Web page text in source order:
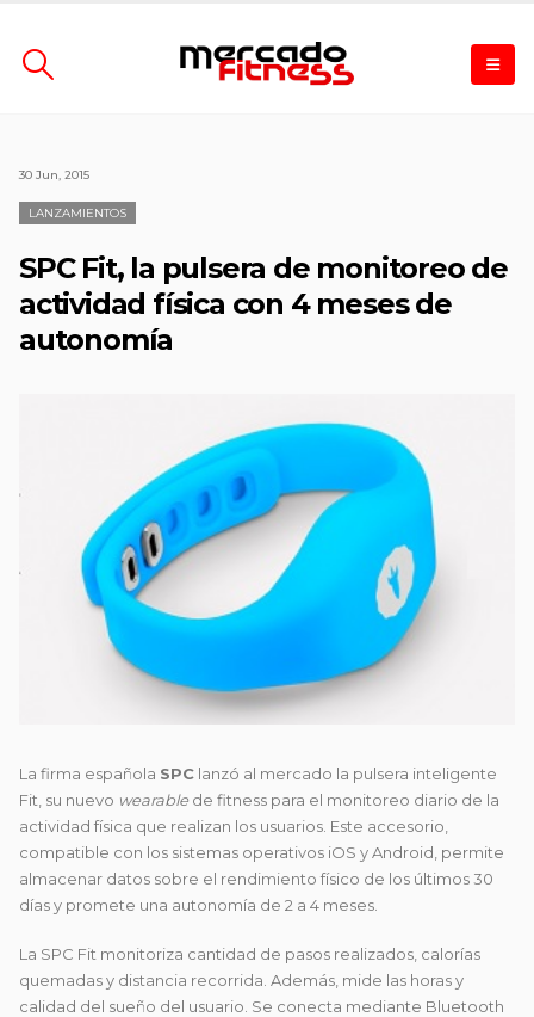
30 Jun, 2015
LANZAMIENTOS
SPC Fit, la pulsera de monitoreo de
actividad física con 4 meses de
autonomía
La firma española SPC lanzó al mercado la pulsera inteligente
Fit, su nuevo wearablede fitness para el monitoreo diario de la
actividad física que realizan los usuarios. Este accesorio,
compatible con los sistemas operativos iOS y Android, permite
almacenar datos sobre el rendimiento físico de los últimos 30
días y promete una autonomía de 2 a 4 meses.
La SPC Fit monitoriza cantidad de pasos realizados, calorías
quemadas y distancia recorrida. Además, mide las horas y
calidad del sueño del usuario. Se conecta mediante Bluetooth